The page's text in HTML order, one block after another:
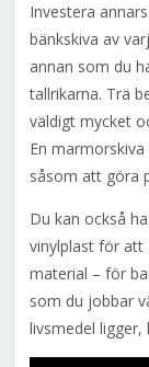
Investera
bänkskiva av
annan som du
tallrikarna. Trä
väldigt mycket
En
såsom att göra
Du kan också
vinylplast för att
material – för
som du jobbar
livsmedel